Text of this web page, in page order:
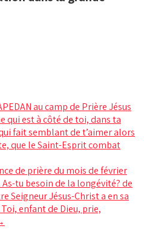
au camp de Prière Jésus
qui est à côté de toi, dans ta
fait semblant de t’aimer alors
que le Saint-Esprit combat
de prière du mois de février
tu besoin de la longévité? de
Seigneur Jésus-Christ a en sa
enfant de Dieu, prie,